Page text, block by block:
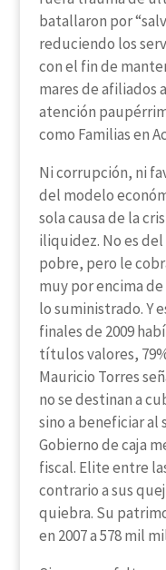
batallaron por
reduciendo los
con el fin de
mares de afiliados
atención
como Familias en
Ni corrupción, ni
del modelo
sola causa de la
iliquidez. No es
pobre, pero le
muy por encima
lo suministrado. Y
finales de 2009
títulos valores,
Mauricio Torres
no se destinan a
sino a beneficiar al
Gobierno de caja
fiscal. Elite entre
contrario a sus
quiebra. Su
en 2007 a 578 mil